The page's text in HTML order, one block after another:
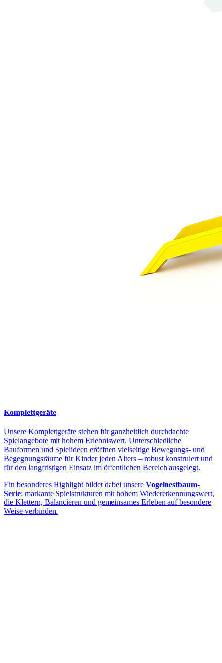
Komplettgeräte
Unsere Komplettgeräte stehen für ganzheitlich durchdachte
Spielangebote mit hohem Erlebniswert. Unterschiedliche
Bauformen und Spielideen eröffnen vielseitige Bewegungs- und
Begegnungsräume für Kinder jeden Alters – robust konstruiert und
für den langfristigen Einsatz im öffentlichen Bereich ausgelegt.
Ein besonderes Highlight bildet dabei unsere Vogelnestbaum-
Serie: markante Spielstrukturen mit hohem Wiedererkennungswert,
die Klettern, Balancieren und gemeinsames Erleben auf besondere
Weise verbinden.